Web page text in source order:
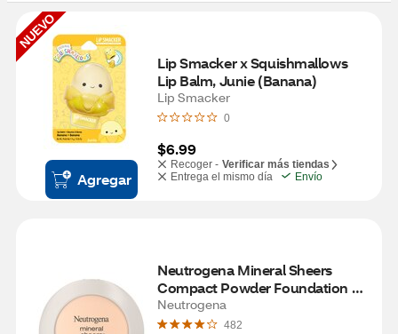
NUEVO
Agregar
Lip Smacker x Squishmallows
Lip Balm, Junie (Banana)
Lip Smacker
0
$6.99
Recoger - Verificar más tiendas
Entrega el mismo día
Envío
Neutrogena Mineral Sheers
Compact Powder Foundation
SPF 20, Classic Ivory 10
Neutrogena
482